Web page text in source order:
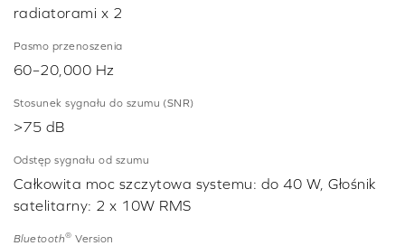
radiatorami x 2
Pasmo przenoszenia
60–20,000 Hz
Stosunek sygnału do szumu (SNR)
>75 dB
Odstęp sygnału od szumu
Całkowita moc szczytowa systemu: do 40 W, Głośnik
satelitarny: 2 x 10W RMS
Bluetooth® Version